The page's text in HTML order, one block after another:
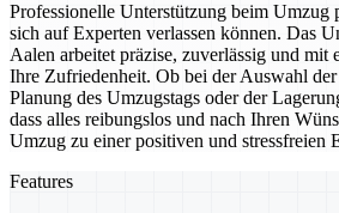
Professionelle Unterstützung beim Umzug
sich auf Experten verlassen können. Das
Aalen arbeitet präzise, zuverlässig und mit
Ihre Zufriedenheit. Ob bei der Auswahl
Planung des Umzugstags oder der
dass alles reibungslos und nach Ihren
Umzug zu einer positiven und stressfreien
Features